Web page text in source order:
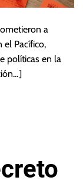
a
el Pacífico,
políticas en la